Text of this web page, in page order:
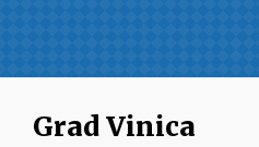
Grad Vinica